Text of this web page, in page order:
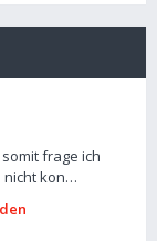
frage ich
nicht kon…